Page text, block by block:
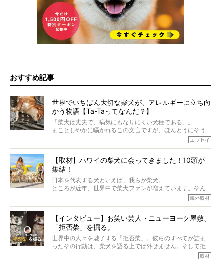
おすすめ記事
世界でいちばん大切な柴犬が、アレルギーに立ち向
かう物語【Ta-Taってなんだ？】
「柴犬は丈夫で、病気にもなりにくい犬種である」。
まことしやかに囁かれるこの文言ですが、ほんとうにそう
もちろん、犬種としての完成度がとてつもなく高い柴犬だ
でも、いざそれぞれの個体を見ていくと、丈夫で病気にも
なりにくい、とは言えないような気もするのです。
実際に「病気にならない」などということはないし、飼い
主はそのためにやるべきことがある。
今回は、柴犬に関わる方たちすべてに読んで欲しい、ある
ご本人からのレポートは、愛情たっぷりで示唆に富んだ物
語でした。
※文章はご本人の了承を得て編集しています
※画像はすべてイメージです
※この記事は個人の感想であり、効果・効能を示すものではありません
エッセイ
【取材】ハワイの柴犬に会ってきました！10頭が
集結！
日本を代表する犬といえば、我らが柴犬。
ところが近年、世界中で柴犬ファンが増えています。そん
な中「柴犬ライフ」が目をつけたのは、南の楽園ハワイ。
柴犬オーナーが多く、定期的にオフ会まで開催されている
そんな噂を聞きつけ、今回はハワイの柴犬たちを取材して
きました！
海外取材
【インタビュー】お笑い芸人・ニューヨーク屋敷、
「拒否柴」を掘る。
世界中の人々を魅了する「拒否柴」。彼らのすべてが詰ま
ったその行動は、柴犬を語る上では外せません。そして拒
否柴がここまで話題になるのは、“映える”ことも理由のひと
取材